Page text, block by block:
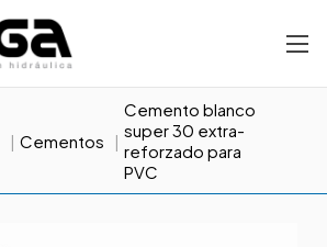
Cementos
Cemento blanco
super 30 extra-
reforzado para
PVC